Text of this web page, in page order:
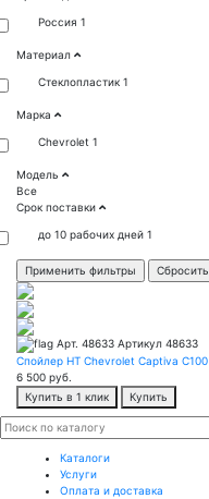
Россия 1
Материал
Стеклопластик 1
Марка
Chevrolet 1
Модель
Все
Срок поставки
до 10 рабочих дней 1
Арт. 48633 Артикул 48633
Спойлер HT Chevrolet Captiva C100
6 500 руб.
Купить в 1 клик
Купить
Каталоги
Услуги
Оплата и доставка